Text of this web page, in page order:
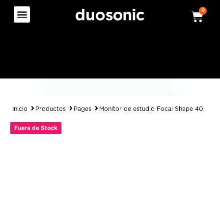
0
Inicio Productos Pages Monitor de estudio Focal Shape 40
Fuera de Stock